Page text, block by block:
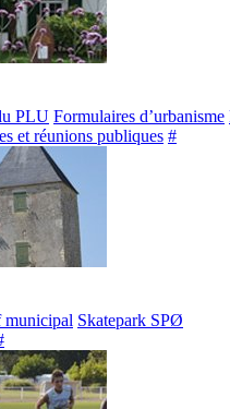
PLU Formulaires d’urbanisme
et réunions publiques #
municipal Skatepark SPØ